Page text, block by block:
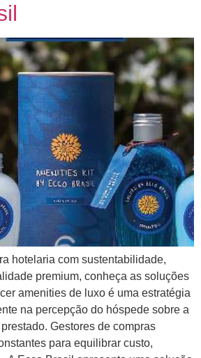
hotelaria com sustentabilidade,
premium, conheça as soluções
amenities de luxo é uma estratégia
na percepção do hóspede sobre a
Gestores de compras
para equilibrar custo,